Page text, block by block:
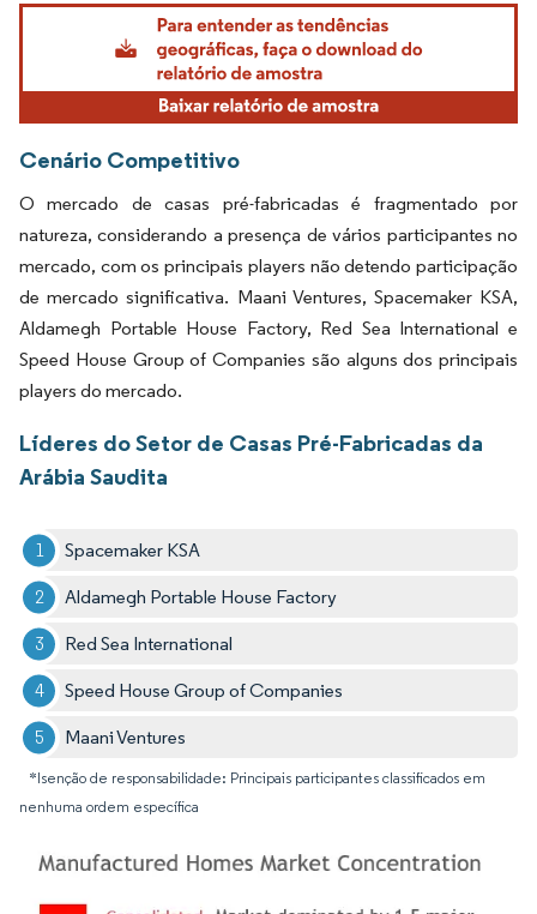
Imagem © Mordor Intelligence. O reuso requer atribuição conforme CC BY 4.0.
Cenário Competitivo
O mercado de casas pré-fabricadas é fragmentado por
natureza, considerando a presença de vários participantes no
mercado, com os principais players não detendo participação
de mercado significativa. Maani Ventures, Spacemaker KSA,
Aldamegh Portable House Factory, Red Sea International e
Speed House Group of Companies são alguns dos principais
players do mercado.
Líderes do Setor de Casas Pré-Fabricadas da
Arábia Saudita
Spacemaker KSA
Aldamegh Portable House Factory
Red Sea International
Speed House Group of Companies
Maani Ventures
*Isenção de responsabilidade: Principais participantes classificados em
nenhuma ordem específica